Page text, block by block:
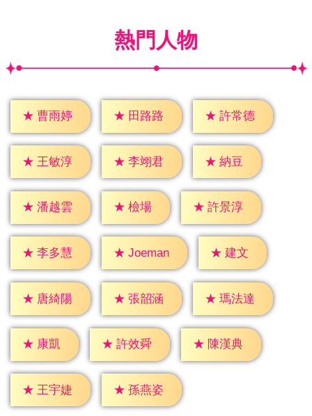
熱門人物
★ 曹雨婷 ★ 田路路 ★ 許常德
★ 王敏淳 ★ 李翊君 ★ 納豆
★ 潘越雲 ★ 檢場 ★ 許景淳
★ 李多慧 ★ Joeman ★ 建文
★ 唐綺陽 ★ 張韶涵 ★ 瑪法達
★ 康凱 ★ 許效舜 ★ 陳漢典
★ 王宇婕 ★ 孫燕姿